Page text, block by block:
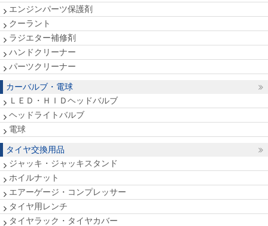
エンジンパーツ保護剤
クーラント
ラジエター補修剤
ハンドクリーナー
パーツクリーナー
カーバルブ・電球
ＬＥＤ・ＨＩＤヘッドバルブ
ヘッドライトバルブ
電球
タイヤ交換用品
ジャッキ・ジャッキスタンド
ホイルナット
エアーゲージ・コンプレッサー
タイヤ用レンチ
タイヤラック・タイヤカバー